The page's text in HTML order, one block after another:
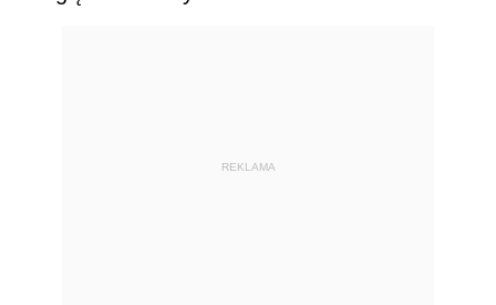
REKLAMA